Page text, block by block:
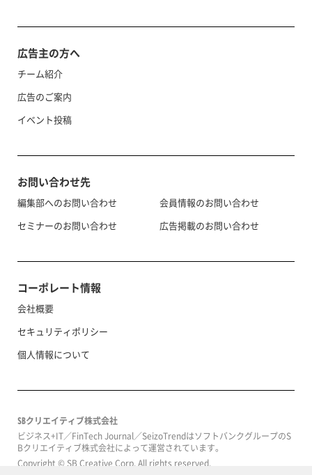
広告主の方へ
チーム紹介
広告のご案内
イベント投稿
お問い合わせ先
編集部へのお問い合わせ
セミナーのお問い合わせ
会員情報のお問い合わせ
広告掲載のお問い合わせ
コーポレート情報
会社概要
セキュリティポリシー
個人情報について
SBクリエイティブ株式会社
ビジネス+IT／FinTech Journal／SeizoTrendはソフトバンクグループのS
Bクリエイティブ株式会社によって運営されています。
Copyright © SB Creative Corp. All rights reserved.